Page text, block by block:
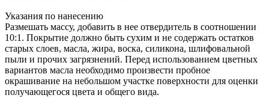
Указания по нанесению
Размешать массу, добавить в нее отвердитель в соотношении
10:1. Покрытие должно быть сухим и не содержать остатков
старых слоев, масла, жира, воска, силикона, шлифовальной
пыли и прочих загрязнений. Перед использованием цветных
вариантов масла необходимо произвести пробное
окрашивание на небольшом участке поверхности для оценки
получающегося цвета и общего вида.